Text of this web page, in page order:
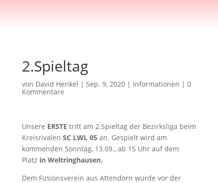
2.Spieltag
von David Henkel | Sep. 9, 2020| Informationen | 0
Kommentare
Unsere ERSTE tritt am 2.Spieltag der Bezirksliga beim
Kreisrivalen SC LWL 05an. Gespielt wird am
kommenden Sonntag, 13.09., ab 15 Uhr auf dem
Platz in Weltringhausen.
Dem Fusionsverein aus Attendorn wurde vor der